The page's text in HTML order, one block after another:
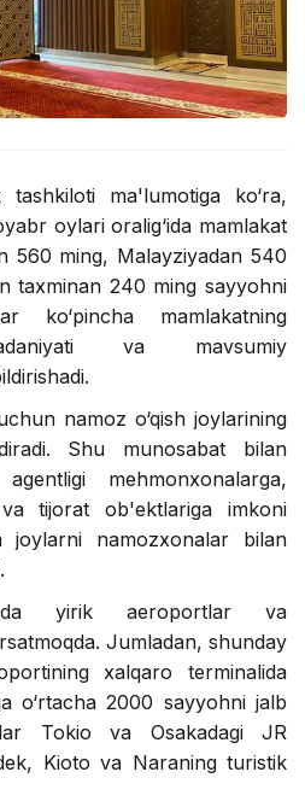
ma'lumotiga ko‘ra,
oylari oralig‘ida mamlakat
560 ming, Malayziyadan 540
taxminan 240 ming sayyohni
ko‘pincha mamlakatning
va mavsumiy
namoz o‘qish joylarining
Shu munosabat bilan
mehmonxonalarga,
tijorat ob'ektlariga imkoni
namozxonalar bilan
yirik aeroportlar va
Jumladan, shunday
xalqaro terminalida
o‘rtacha 2000 sayyohni jalb
Tokio va Osakadagi JR
Kioto va Naraning turistik